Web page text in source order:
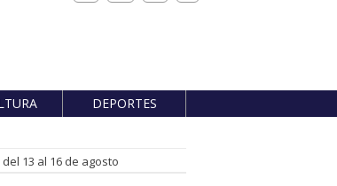
DEPORTES
13 al 16 de agosto